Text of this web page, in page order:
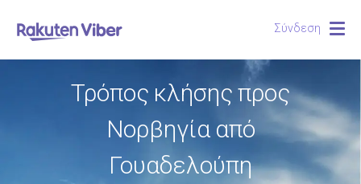
Σύνδεση
Τρόπος κλήσης προς
Νορβηγία από
Γουαδελούπη